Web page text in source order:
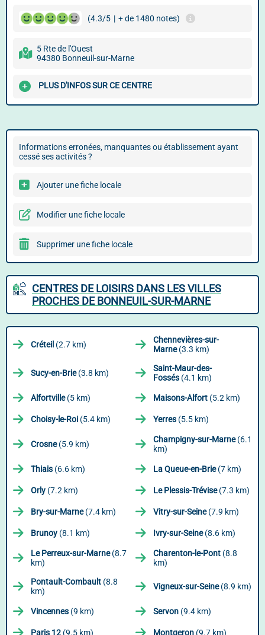
(4.3/5 | + de 1480 notes)
5 Rte de l'Ouest
94380 Bonneuil-sur-Marne
PLUS D'INFOS SUR CE CENTRE
Informations erronées, manquantes ou établissement ayant
cessé ses activités ?
Ajouter une fiche locale
Modifier une fiche locale
Supprimer une fiche locale
CENTRES DE LOISIRS DANS LES VILLES
PROCHES DE BONNEUIL-SUR-MARNE
Créteil (2.7 km)
Chennevières-sur-
Marne(3.3 km)
Sucy-en-Brie(3.8 km)
Saint-Maur-des-
Fossés (4.1 km)
Alfortville(5 km) Maisons-Alfort (5.2 km)
Choisy-le-Roi (5.4 km) Yerres (5.5 km)
Crosne(5.9 km) Champigny-sur-Marne(6.1
km)
Thiais (6.6 km) La Queue-en-Brie(7 km)
Orly (7.2 km) Le Plessis-Trévise(7.3 km)
Bry-sur-Marne(7.4 km) Vitry-sur-Seine(7.9 km)
Brunoy (8.1 km) Ivry-sur-Seine(8.6 km)
Le Perreux-sur-Marne(8.7
km)
Charenton-le-Pont (8.8
km)
Pontault-Combault (8.8
km)
Vigneux-sur-Seine(8.9 km)
Vincennes (9 km) Servon (9.4 km)
Paris 12 (9.5 km) Montgeron (9.7 km)